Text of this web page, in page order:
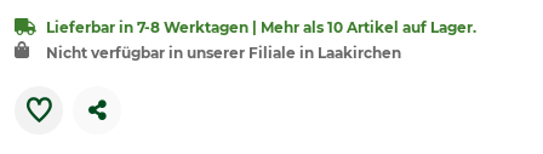
Lieferbar in 7-8 Werktagen | Mehr als 10 Artikel auf Lager.
Nicht verfügbar in unserer Filiale in Laakirchen